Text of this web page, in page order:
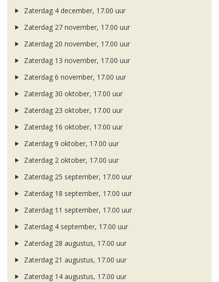
Zaterdag 4 december, 17.00 uur
Zaterdag 27 november, 17.00 uur
Zaterdag 20 november, 17.00 uur
Zaterdag 13 november, 17.00 uur
Zaterdag 6 november, 17.00 uur
Zaterdag 30 oktober, 17.00 uur
Zaterdag 23 oktober, 17.00 uur
Zaterdag 16 oktober, 17.00 uur
Zaterdag 9 oktober, 17.00 uur
Zaterdag 2 oktober, 17.00 uur
Zaterdag 25 september, 17.00 uur
Zaterdag 18 september, 17.00 uur
Zaterdag 11 september, 17.00 uur
Zaterdag 4 september, 17.00 uur
Zaterdag 28 augustus, 17.00 uur
Zaterdag 21 augustus, 17.00 uur
Zaterdag 14 augustus, 17.00 uur